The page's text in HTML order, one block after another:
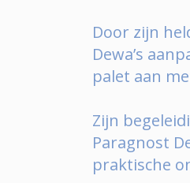
Door zijn
Dewa’s
palet aan
Zijn
Paragnost
praktische